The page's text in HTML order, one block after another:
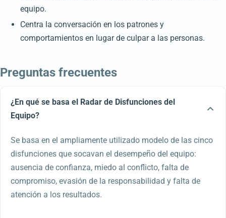
equipo.
Centra la conversación en los patrones y
comportamientos en lugar de culpar a las personas.
Preguntas frecuentes
¿En qué se basa el Radar de Disfunciones del
Equipo?
Se basa en el ampliamente utilizado modelo de las cinco
disfunciones que socavan el desempeño del equipo:
ausencia de confianza, miedo al conflicto, falta de
compromiso, evasión de la responsabilidad y falta de
atención a los resultados.